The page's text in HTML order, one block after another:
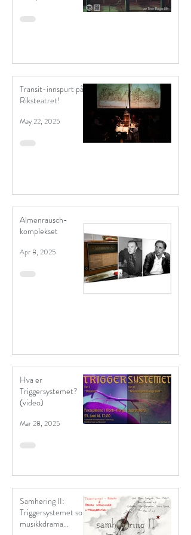
Transit-innspurt på
Riksteatret!
May 22, 2025
Almenrausch-
komplekset
Apr 8, 2025
Hva er
Triggersystemet?
(video)
Mar 28, 2025
Samhøring II:
Triggersystemet som
musikkdrama